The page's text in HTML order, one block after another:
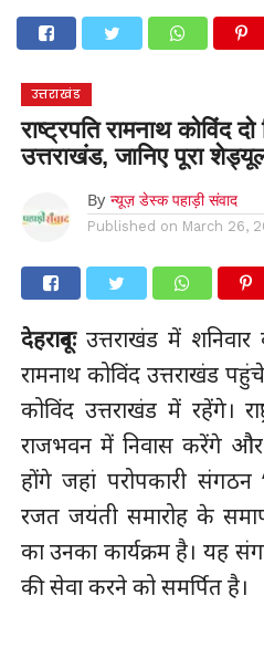
देहरादूननैनीताल
मनोरंजन
उत्तराखंड
राष्ट्रपति रामनाथ कोविंद
उत्तराखंड, जानिए पूरा
By न्यूज़ डेस्क पहाड़ी संवाद
Published on March 26,
देहरादूनःउत्तराखंड में शनिवार
रामनाथ कोविंद उत्तराखंड
कोविंद उत्तराखंड में रहेंगे।
राजभवन में निवास करेंगे और
होंगे जहां परोपकारी संगठन
रजत जयंती समारोह के
का उनका कार्यक्रम है। यह
की सेवा करने को समर्पित है।